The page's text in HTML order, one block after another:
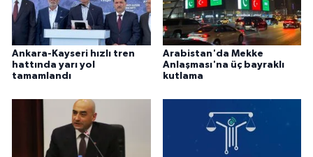
Ankara-Kayseri hızlı tren
hattında yarı yol
tamamlandı
Arabistan'da Mekke
Anlaşması'na üç bayraklı
kutlama